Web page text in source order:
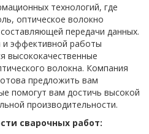
технологий, где
оптическое волокно
передачи данных.
эффективной работы
высококачественные
волокна. Компания
предложить вам
помогут вам достичь высокой
производительности.
сварочных работ: